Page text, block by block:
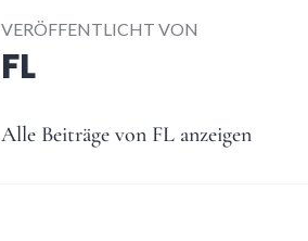
VERÖFFENTLICHT VON
FL
Alle Beiträge von FL anzeigen